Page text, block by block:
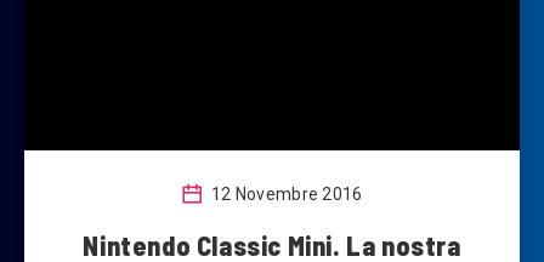
12 Novembre 2016
Nintendo Classic Mini. La nostra